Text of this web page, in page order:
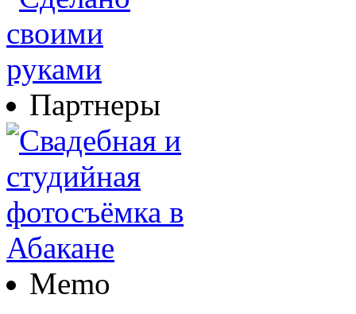
Партнеры
Memo